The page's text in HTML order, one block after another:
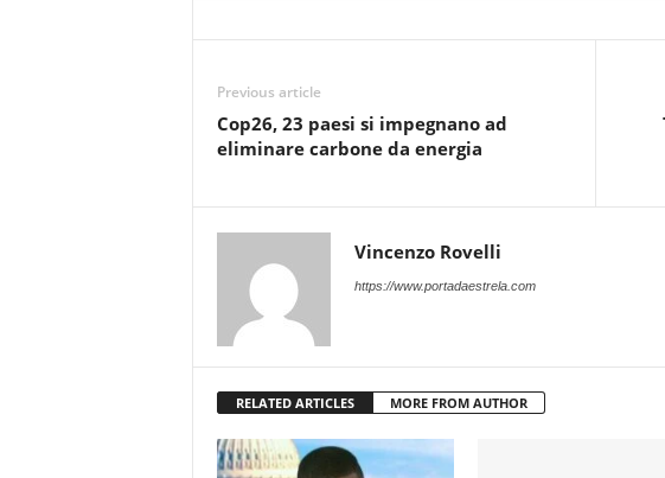
Previous article
Cop26, 23 paesi si impegnano ad
eliminare carbone da energia
Vincenzo Rovelli
https://www.portadaestrela.com
RELATED ARTICLES MORE FROM AUTHOR